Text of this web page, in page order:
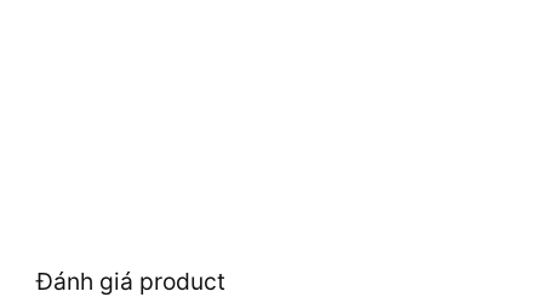
Đánh giá product